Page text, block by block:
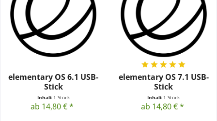
elementary OS 6.1 USB-
Stick
Inhalt 1 Stück
ab 14,80 € *
elementary OS 7.1 USB-
Stick
Inhalt 1 Stück
ab 14,80 € *